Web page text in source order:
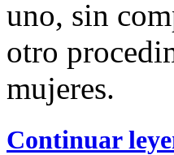
uno, sin
otro
mujeres.
Continuar